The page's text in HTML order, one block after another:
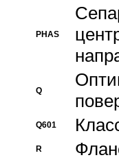
PHAS
Q
Q601
R